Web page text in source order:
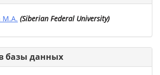
M.A. (Siberian Federal University)
базы данных